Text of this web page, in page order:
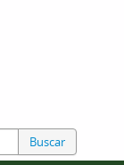
Buscar